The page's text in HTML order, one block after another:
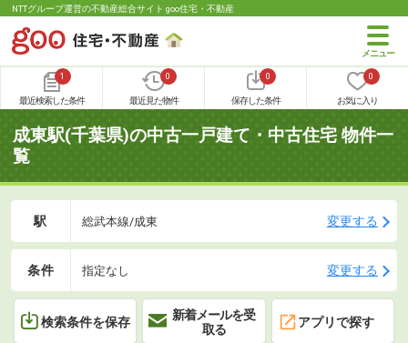
NTTグループ運営の不動産総合サイト goo住宅・不動産
1
最近検索した条件
0
最近見た物件
0
保存した条件
0
お気に入り
成東駅(千葉県)の中古一戸建て・中古住宅 物件一
覧
駅 総武本線/成東 変更する
条件 指定なし 変更する
検索条件を保存
新着メールを受
取る
アプリで探す